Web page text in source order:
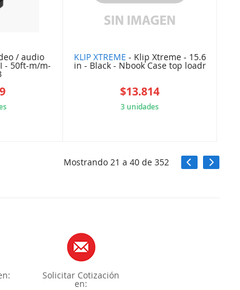
/ audio
- 50ft-m/m-
KLIP XTREME - Klip Xtreme - 15.6
in - Black - Nbook Case top loadr
$13.814
3 unidades
Mostrando 21 a40 de352
Solicitar Cotización
en: